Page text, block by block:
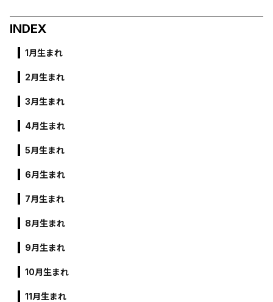
INDEX
1月生まれ
2月生まれ
3月生まれ
4月生まれ
5月生まれ
6月生まれ
7月生まれ
8月生まれ
9月生まれ
10月生まれ
11月生まれ